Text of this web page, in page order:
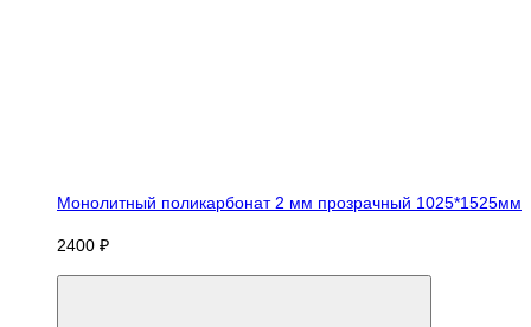
Монолитный поликарбонат 2 мм прозрачный 1025*1525мм
2400 ₽